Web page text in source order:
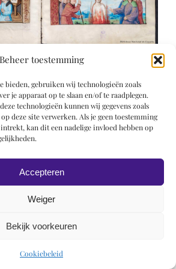
Beheer toestemming
bieden, gebruiken wij technologieën zoals
je apparaat op te slaan en/of te raadplegen.
technologieën kunnen wij gegevens zoals
deze site verwerken. Als je geen toestemming
kan dit een nadelige invloed hebben op
Accepteren
Weiger
Bekijk voorkeuren
Cookiebeleid
| Powered byROCK Design